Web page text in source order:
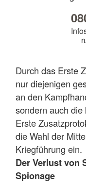
Durch das Erste
nur diejenigen
an den
sondern auch
Erste
die Wahl der
Kriegführung ein.
Der Verlust von
Spionage